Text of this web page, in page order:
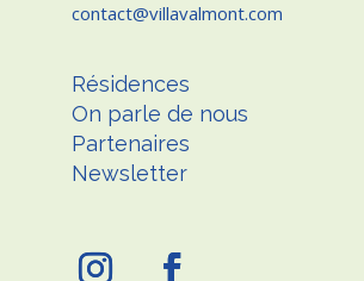
contact
villavalmont.com
Résidences
On parle de nous
Partenaires
Newsletter